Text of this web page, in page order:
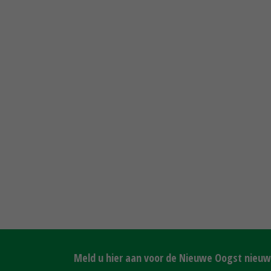
Meld u hier aan voor de Nieuwe Oogst